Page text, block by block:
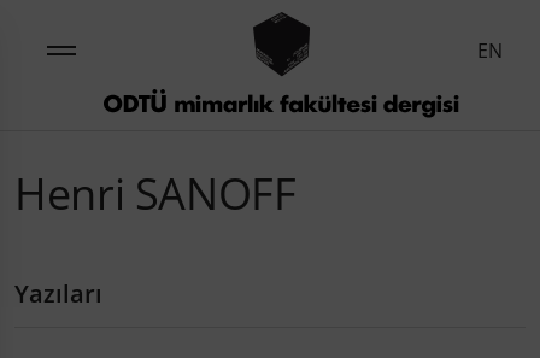
EN
Henri SANOFF
Yazıları